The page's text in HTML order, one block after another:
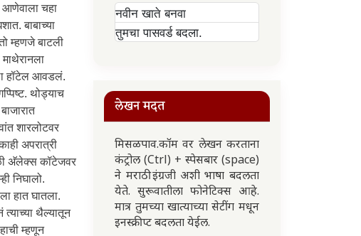
नवीन खाते बनवा
तुमचा पासवर्ड बदला.
लेखन मदत
मिसळपाव.कॉम वर लेखन करताना
कंट्रोल (Ctrl) + स्पेसबार (space)
ने मराठी इंग्रजी अशी भाषा बदलता
येते. सुरूवातीला फोनेटिक्स आहे.
मात्र तुमच्या खात्याच्या सेटींग मधून
इनस्क्रीप्ट बदलता येईल.